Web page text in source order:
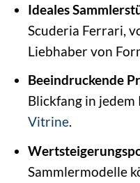
Ideales
Scuderia Ferrari,
Liebhaber von
Beeindruckende
Blickfang in jedem
Vitrine.
Sammlermodelle